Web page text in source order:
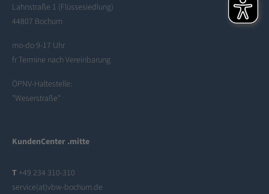
Lahnstraße 1 (Flüssesiedlung)
44807 Bochum
mo-do 9-17 Uhr
fr Termine nach Vereinbarung
ÖPNV-Haltestelle:
"Weserstraße"
KundenCenter .mitte
T +49 234 310-310
service(at)vbw-bochum.de